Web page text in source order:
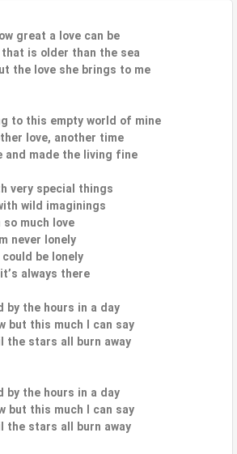
great a love can be
is older than the sea
the love she brings to me
to this empty world of mine
love, another time
and made the living fine
very special things
wild imaginings
much love
never lonely
be lonely
always there
by the hours in a day
but this much I can say
the stars all burn away
by the hours in a day
but this much I can say
the stars all burn away